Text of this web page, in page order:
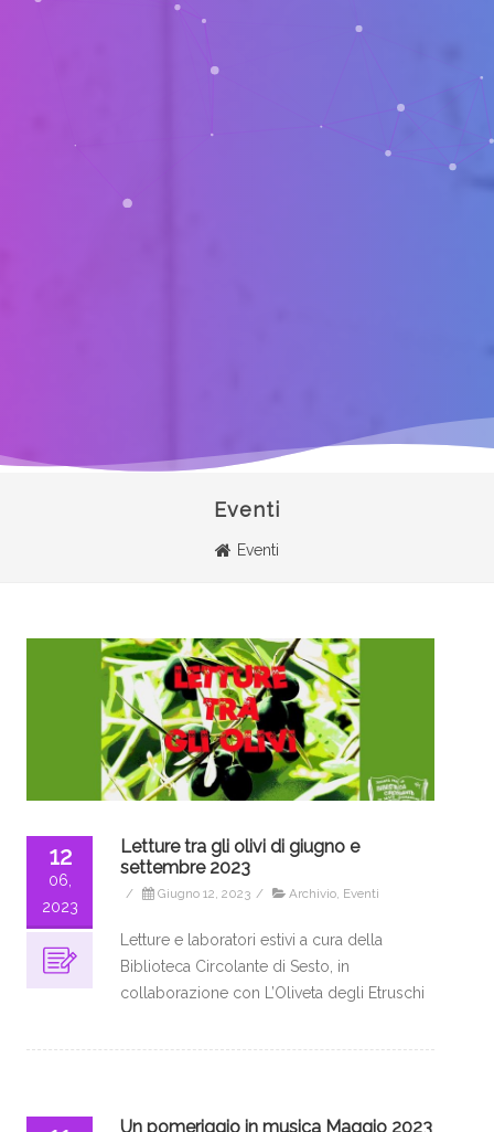
Eventi
Eventi
12
06,
2023
Letture tra gli olivi di giugno e
settembre 2023
/ Giugno 12, 2023 / Archivio, Eventi
Letture e laboratori estivi a cura della
Biblioteca Circolante di Sesto, in
collaborazione con L’Oliveta degli Etruschi
Un pomeriggio in musica Maggio 2023